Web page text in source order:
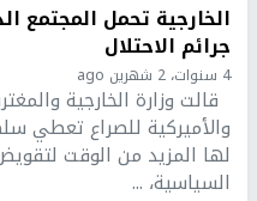
الخارجية تحمل المجتمع
جرائم الاحتلال
4 سنوات، 2 شهرين ago
قالت وزارة الخارجية
والأميركية للصراع تعطي
لها المزيد من الوقت
السياسية، ...